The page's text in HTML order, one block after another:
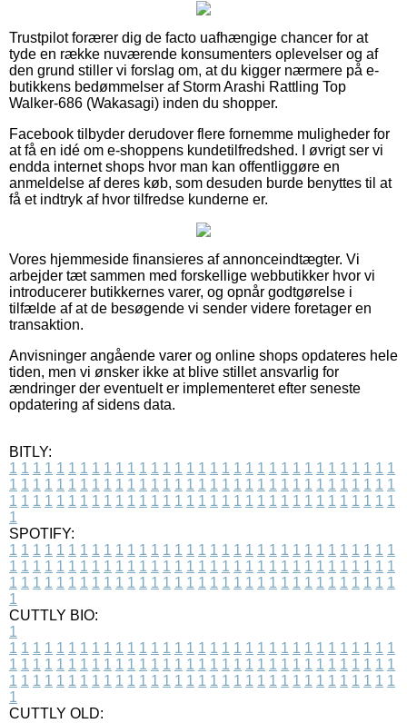
Trustpilot forærer dig de facto uafhængige chancer for at
tyde en række nuværende konsumenters oplevelser og af
den grund stiller vi forslag om, at du kigger nærmere på e-
butikkens bedømmelser af Storm Arashi Rattling Top
Walker-686 (Wakasagi) inden du shopper.
Facebook tilbyder derudover flere fornemme muligheder for
at få en idé om e-shoppens kundetilfredshed. I øvrigt ser vi
endda internet shops hvor man kan offentliggøre en
anmeldelse af deres køb, som desuden burde benyttes til at
få et indtryk af hvor tilfredse kunderne er.
Vores hjemmeside finansieres af annonceindtægter. Vi
arbejder tæt sammen med forskellige webbutikker hvor vi
introducerer butikkernes varer, og opnår godtgørelse i
tilfælde af at de besøgende vi sender videre foretager en
transaktion.
Anvisninger angående varer og online shops opdateres hele
tiden, men vi ønsker ikke at blive stillet ansvarlig for
ændringer der eventuelt er implementeret efter seneste
opdatering af sidens data.
BITLY:
1 1 1 1 1 1 1 1 1 1 1 1 1 1 1 1 1 1 1 1 1 1 1 1 1 1 1 1 1 1 1 1 1
1 1 1 1 1 1 1 1 1 1 1 1 1 1 1 1 1 1 1 1 1 1 1 1 1 1 1 1 1 1 1 1 1
1 1 1 1 1 1 1 1 1 1 1 1 1 1 1 1 1 1 1 1 1 1 1 1 1 1 1 1 1 1 1 1 1
1
SPOTIFY:
1 1 1 1 1 1 1 1 1 1 1 1 1 1 1 1 1 1 1 1 1 1 1 1 1 1 1 1 1 1 1 1 1
1 1 1 1 1 1 1 1 1 1 1 1 1 1 1 1 1 1 1 1 1 1 1 1 1 1 1 1 1 1 1 1 1
1 1 1 1 1 1 1 1 1 1 1 1 1 1 1 1 1 1 1 1 1 1 1 1 1 1 1 1 1 1 1 1 1
1
CUTTLY BIO:
1
1 1 1 1 1 1 1 1 1 1 1 1 1 1 1 1 1 1 1 1 1 1 1 1 1 1 1 1 1 1 1 1 1
1 1 1 1 1 1 1 1 1 1 1 1 1 1 1 1 1 1 1 1 1 1 1 1 1 1 1 1 1 1 1 1 1
1 1 1 1 1 1 1 1 1 1 1 1 1 1 1 1 1 1 1 1 1 1 1 1 1 1 1 1 1 1 1 1 1
1
CUTTLY OLD: